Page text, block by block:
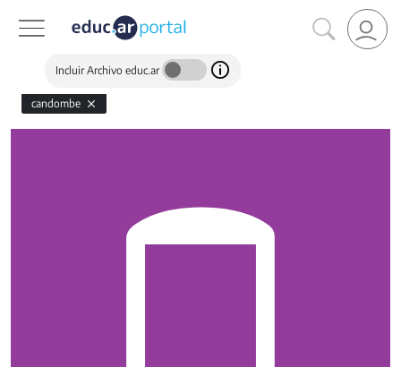
Incluir Archivo educ.ar
candombe